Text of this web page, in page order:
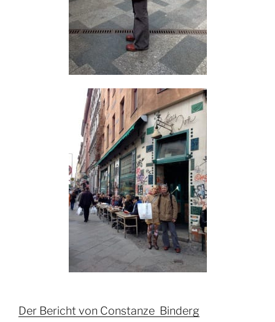
Der Bericht von Constanze Binderg